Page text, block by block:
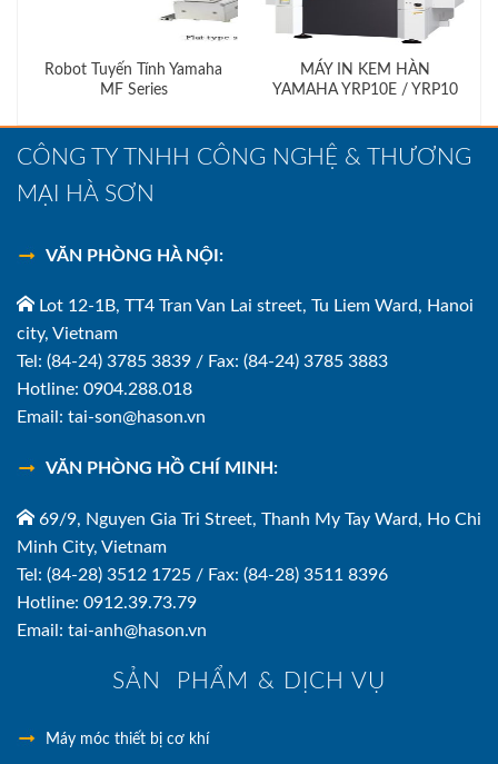
Robot Tuyến Tính Yamaha
MF Series
MÁY IN KEM HÀN
YAMAHA YRP10E / YRP10
CÔNG TY TNHH CÔNG NGHỆ & THƯƠNG
MẠI HÀ SƠN
VĂN PHÒNG HÀ NỘI:
Lot 12-1B, TT4 Tran Van Lai street, Tu Liem Ward, Hanoi
city, Vietnam
Tel: (84-24) 3785 3839 / Fax: (84-24) 3785 3883
Hotline: 0904.288.018
Email: tai-son@hason.vn
VĂN PHÒNG HỒ CHÍ MINH:
69/9, Nguyen Gia Tri Street, Thanh My Tay Ward, Ho Chi
Minh City, Vietnam
Tel: (84-28) 3512 1725 / Fax: (84-28) 3511 8396
Hotline: 0912.39.73.79
Email: tai-anh@hason.vn
SẢN PHẨM & DỊCH VỤ
Máy móc thiết bị cơ khí